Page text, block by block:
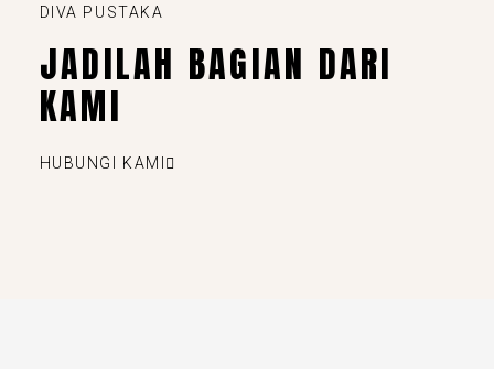
DIVA PUSTAKA
JADILAH BAGIAN DARI
KAMI
HUBUNGI KAMI